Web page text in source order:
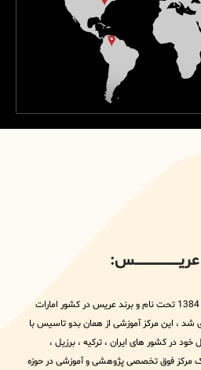
مرکز آموزش عالی عریس در سال 1384 تحت نام و برند عریس در کشور امارات
شد ، این مرکز آموزشی از همان بدو تاسیس با
در کشور های ایران ، ترکیه ، برزیل ،
مرکز فوق تخصصی پژوهشی و آموزشی در حوزه